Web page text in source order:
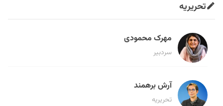
تحریریه
مهرک محمودی
سردبیر
آرش برهمند
تحریریه